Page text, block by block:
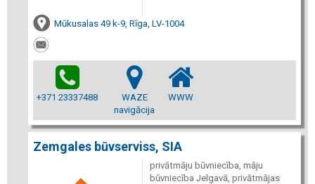
Mūkusalas 49 k-9, Rīga, LV-1004
+371 23337488
WAZE
navigācija
WWW
Zemgales būvserviss, SIA
privātmāju būvniecība, māju
būvniecība Jelgavā, privātmājas